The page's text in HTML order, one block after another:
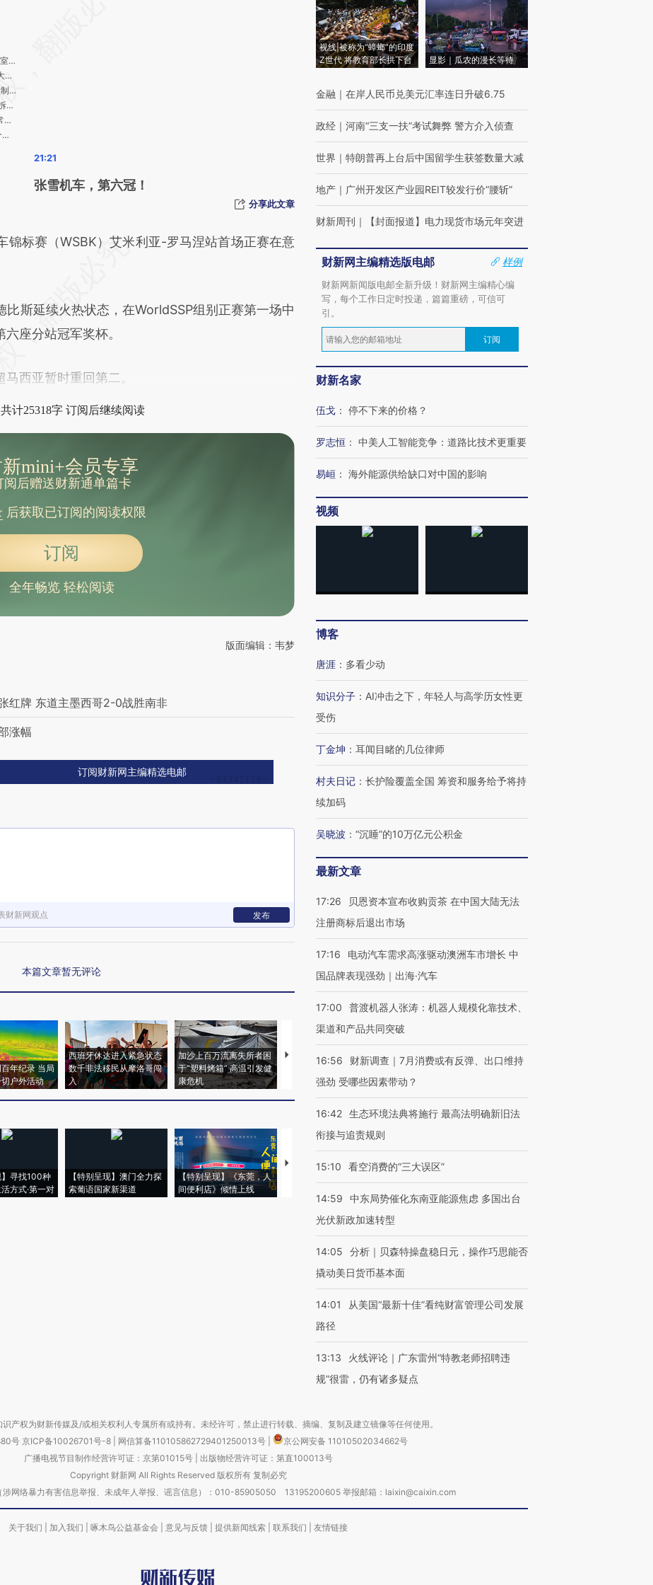
江南南部至华南地区强降雨持续 国家防总办公室组织多部门会商部署防汛救灾工作
乌克兰为步兵提供“全球最高水平的薪资”，加大力度招募外国战斗人员
美国将向波兰提供40亿美元贷款，用于采购美制军事装备
一装修工人因走错楼层，误将303室当403室拆成毛坯，屋内墙面、吊顶、家具家电尽数拆除，法院判了
南极半岛6月初出现15.4℃的异常气温，比正常水平高出20多℃，创历史同期新高
英格兰队世界杯训练装备在美国被偷，只剩1个足球
美加墨世界杯首个乌龙诞生 东道主美国队4-1战胜巴拉圭
官方通报“95后男幼师离世”：确认为生前溺水死亡，排除他杀
美国防部将部分中国企业列入“中国军事企业清单”，商务部回应
违章作业致4人死亡！事发后迟报谎报，主要负责人被刑拘
”
市场监管总局：进一步遏制“大字吸睛、小字免责”等违法广告
四川男子发视频造谣“高考女生因迟到而跳河”，被行政处罚
某校招生办主任吴某某等5人被抓获，案件横跨四川17个市州，涉案学生公民信息90余万条
张雪机车，第六冠！
分享此文章
锦标赛（WSBK）艾米利亚-罗马涅站首场正赛在意
比斯延续火热状态，在WorldSSP组别正赛第一场中
座分站冠军奖杯。
西亚暂时重回第二。
计25318字 订阅后继续阅读
新mini+会员专享
阅后赠送财新通单篇卡
后获取已订阅的阅读权限
订阅
全年畅览 轻松阅读
版面编辑：韦梦
红牌 东道主墨西哥2-0战胜南非
涨幅
订阅财新网主编精选电邮
财新网观点 发布
本篇文章暂无评论
年纪录 当局
户外活动
西班牙休达进入紧急状态
数千非法移民从摩洛哥闯
入
加沙上百万流离失所者困
于“塑料烤箱” 高温引发健
康危机
马航飞行员跨国走私7万
粒摇头丸 尿检体内含3种
视线｜HYROX的吸金
术：是什么让中产们甘
心“花钱找虐”？
泽连斯基密集出访美英 索
】寻找100种
方式·第一对
【特别呈现】澳门全力探
索葡语国家新渠道
【特别呈现】《东莞，人
间便利店》倾情上线
【推广】走进第四届链博
视线|被称为“蟑螂”的印度
Z世代 将教育部长拱下台
显影｜瓜农的漫长等待
金融 ｜ 在岸人民币兑美元汇率连日升破6.75
政经 ｜ 河南“三支一扶”考试舞弊 警方介入侦查
世界 ｜ 特朗普再上台后中国留学生获签数量大减
地产 ｜ 广州开发区产业园REIT较发行价“腰斩”
财新周刊 ｜ 【封面报道】电力现货市场元年突进
财新网主编精选版电邮
样例
财新网新闻版电邮全新升级！财新网主编精心编
写，每个工作日定时投递，篇篇重磅，可信可
引。
订阅
财新名家
伍戈 ： 停不下来的价格？
罗志恒 ： 中美人工智能竞争：道路比技术更重要
易峘 ： 海外能源供给缺口对中国的影响
视频
博客
唐涯 ： 多看少动
知识分子 ： AI冲击之下，年轻人与高学历女性更
受伤
丁金坤 ： 耳闻目睹的几位律师
村夫日记 ： 长护险覆盖全国 筹资和服务给予将持
续加码
吴晓波 ： “沉睡”的10万亿元公积金
最新文章
17:26
贝恩资本宣布收购贡茶 在中国大陆无法
注册商标后退出市场
17:16
电动汽车需求高涨驱动澳洲车市增长 中
国品牌表现强劲｜出海·汽车
17:00
普渡机器人张涛：机器人规模化靠技术、
渠道和产品共同突破
16:56
财新调查｜7月消费或有反弹、出口维持
强劲 受哪些因素带动？
16:42 生态环境法典将施行 最高法明确新旧法
衔接与追责规则
15:10 看空消费的“三大误区”
14:59
中东局势催化东南亚能源焦虑 多国出台
光伏新政加速转型
14:05
分析｜贝森特操盘稳日元，操作巧思能否
撬动美日货币基本面
14:01
从美国“最新十佳”看纯财富管理公司发展
路径
13:13
火线评论｜广东雷州“特教老师招聘违
规”很雷，仍有诸多疑点
产权为财新传媒及/或相关权利人专属所有或持有。未经许可，禁止进行转载、摘编、复制及建立镜像等任何使用。
号京ICP备10026701号-8 网信算备110105862729401250013号
京公网安备 11010502034662号
广播电视节目制作经营许可证：京第01015号| 出版物经营许可证：第直100013号
Copyright 财新网 All Rights Reserved 版权所有 复制必究
涉网络暴力有害信息举报、未成年人举报、谣言信息）：010-85905050 13195200605 举报邮箱：laixin@caixin.com
关于我们 加入我们 啄木鸟公益基金会 意见与反馈 提供新闻线索 联系我们 友情链接